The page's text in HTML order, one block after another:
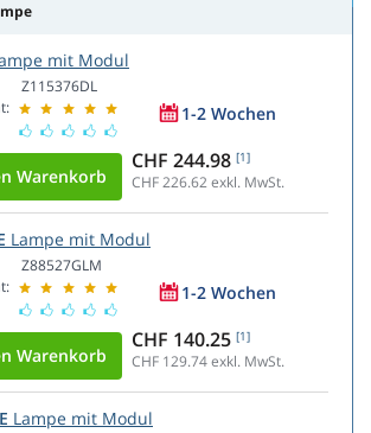
mit Modul
Z115376DL
1-2 Wochen
CHF 244.98 [1]
CHF 226.62exkl. MwSt.
Lampe mit Modul
Z88527GLM
1-2 Wochen
CHF 140.25 [1]
CHF 129.74exkl. MwSt.
Lampe mit Modul